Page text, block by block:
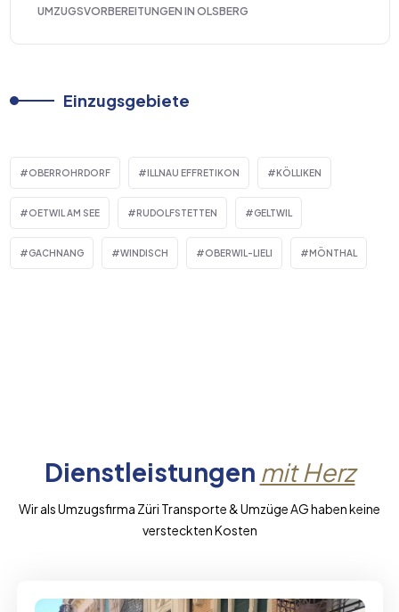
UMZUGSVORBEREITUNGEN IN OLSBERG
Einzugsgebiete
OBERROHRDORF ILLNAU EFFRETIKON KÖLLIKEN
OETWIL AM SEE RUDOLFSTETTEN GELTWIL
GACHNANG WINDISCH OBERWIL-LIELI MÖNTHAL
Dienstleistungen mit Herz
Wir als Umzugsfirma Züri Transporte & Umzüge AG haben keine
versteckten Kosten